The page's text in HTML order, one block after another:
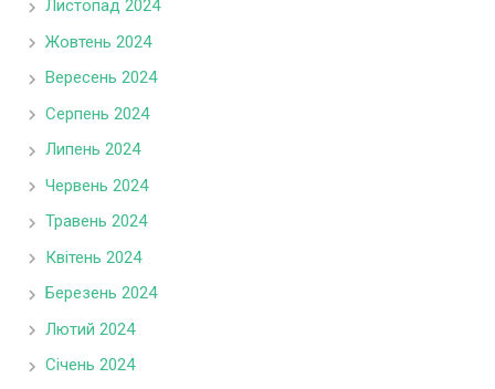
Листопад 2024
Жовтень 2024
Вересень 2024
Серпень 2024
Липень 2024
Червень 2024
Травень 2024
Квітень 2024
Березень 2024
Лютий 2024
Січень 2024